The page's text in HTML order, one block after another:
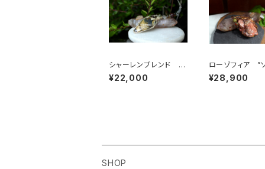
シャーレンブレンド カ
ボッション ネックレ
ス 強靭なパワーで、来
¥22,000
ローゾフィア ”
のバラ” 世界の調
愛、美の意識、真
¥28,900
SHOP